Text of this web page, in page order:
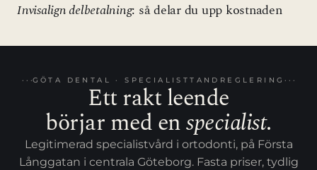
Invisalign delbetalning: så delar du upp kostnaden
GÖTA DENTAL · SPECIALISTTANDREGLERING
Ett rakt leende
börjar med enspecialist.
Legitimerad specialistvård i ortodonti, på Första
Långgatan i centrala Göteborg. Fasta priser, tydlig